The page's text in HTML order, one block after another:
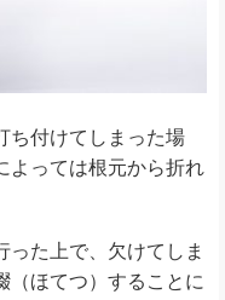
ち付けてしまった場
よっては根元から折れ
った上で、欠けてしま
（ほてつ）することに